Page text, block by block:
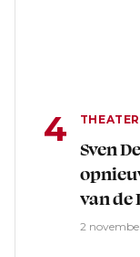
THEATER
Sven
van de
2